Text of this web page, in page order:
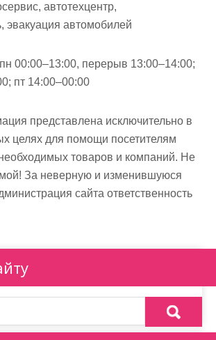
автотехцентр,
эвакуация автомобилей
пн 00:00–13:00, перерыв 13:00–14:00;
пт 14:00–00:00
представлена исключительно в
целях для помощи посетителям
товаров и компаний. Не
За неверную и изменившуюся
сайта ответственность